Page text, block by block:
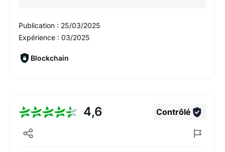
Publication : 25/03/2025
Expérience : 03/2025
Blockchain
4,6 Contrôlé